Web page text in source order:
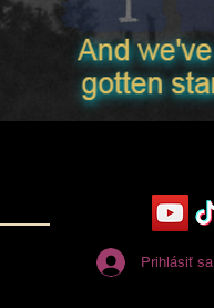
Prihlásiť sa